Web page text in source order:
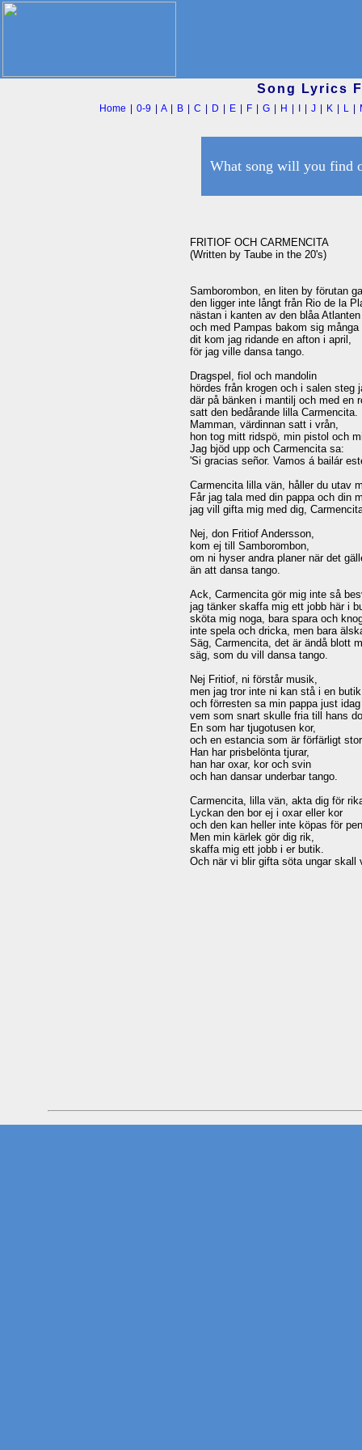
Song Lyrics
Home |0-9 |A| B |C D E F |G H |J K L
What song will you find
FRITIOF OCH CARMENCITA
(Written by Taube in the 20's)
Samborombon, en liten by förutan
den ligger inte långt från Rio de la
nästan i kanten av den blåa Atlanten
och med Pampas bakom sig
dit kom jag ridande en afton i april,
för jag ville dansa tango.
Dragspel, fiol och mandolin
hördes från krogen och i salen steg
där på bänken i mantilj och med en
satt den bedårande lilla Carmencita.
Mamman, värdinnan satt i vrån,
hon tog mitt ridspö, min pistol och
Jag bjöd upp och Carmencita sa:
'Si gracias señor. Vamos á bailár
Carmencita lilla vän, håller du utav
Får jag tala med din pappa och din
jag vill gifta mig med dig,
Nej, don Fritiof Andersson,
kom ej till Samborombon,
om ni hyser andra planer när det
än att dansa tango.
Ack, Carmencita gör mig inte så
jag tänker skaffa mig ett jobb här i
sköta mig noga, bara spara och
inte spela och dricka, men bara
Säg, Carmencita, det är ändå blott
säg, som du vill dansa tango.
Nej Fritiof, ni förstår musik,
men jag tror inte ni kan stå i en butik
och förresten sa min pappa just
vem som snart skulle fria till hans
En som har tjugotusen kor,
och en estancia som är förfärligt
Han har prisbelönta tjurar,
han har oxar, kor och svin
och han dansar underbar tango.
Carmencita, lilla vän, akta dig för
Lyckan den bor ej i oxar eller kor
och den kan heller inte köpas för
Men min kärlek gör dig rik,
skaffa mig ett jobb i er butik.